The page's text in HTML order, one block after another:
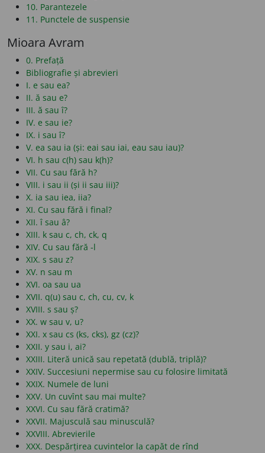
10. Parantezele
11. Punctele de suspensie
Mioara Avram
0. Prefață
Bibliografie și abrevieri
I. e sau ea?
II. ă sau e?
III. ă sau î?
IV. e sau ie?
IX. i sau î?
V. ea sau ia (și: eai sau iai, eau sau iau)?
VI. h sau c(h) sau k(h)?
VII. Cu sau fără h?
VIII. i sau ii (și ii sau iii)?
X. ia sau iea, iia?
XI. Cu sau fără i final?
XII. î sau â?
XIII. k sau c, ch, ck, q
XIV. Cu sau fără -l
XIX. s sau z?
XV. n sau m
XVI. oa sau ua
XVII. q(u) sau c, ch, cu, cv, k
XVIII. s sau ș?
XX. w sau v, u?
XXI. x sau cs (ks, cks), gz (cz)?
XXII. y sau i, ai?
XXIII. Literă unică sau repetată (dublă, triplă)?
XXIV. Succesiuni nepermise sau cu folosire limitată
XXIX. Numele de luni
XXV. Un cuvînt sau mai multe?
XXVI. Cu sau fără cratimă?
XXVII. Majusculă sau minusculă?
XXVIII. Abrevierile
XXX. Despărțirea cuvintelor la capăt de rînd